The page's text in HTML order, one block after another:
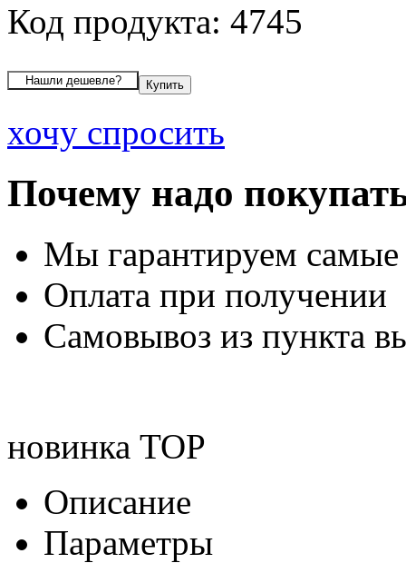
Код продукта: 4745
хочу спросить
Почему надо
Мы гарантируем
Оплата при получении
Самовывоз из пункта
новинка TOP
Описание
Параметры